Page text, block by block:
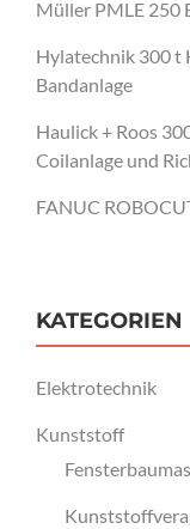
Müller PMLE 250
Hylatechnik 300 t
Bandanlage
Haulick + Roos
Coilanlage und
FANUC
KATEGORIEN
Elektrotechnik
Kunststoff